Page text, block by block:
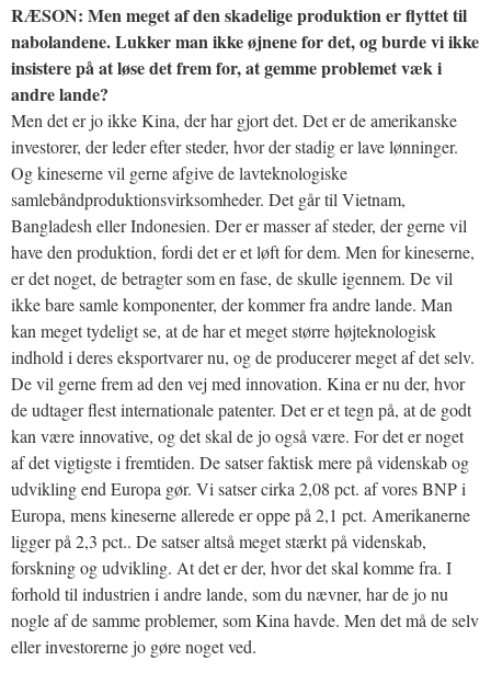
RÆSON: Men meget af den skadelige produktion er flyttet til
nabolandene. Lukker man ikke øjnene for det, og burde vi ikke
insistere på at løse det frem for, at gemme problemet væk i
andre lande?
Men det er jo ikke Kina, der har gjort det. Det er de amerikanske
investorer, der leder efter steder, hvor der stadig er lave lønninger.
Og kineserne vil gerne afgive de lavteknologiske
samlebåndproduktionsvirksomheder. Det går til Vietnam,
Bangladesh eller Indonesien. Der er masser af steder, der gerne vil
have den produktion, fordi det er et løft for dem. Men for kineserne,
er det noget, de betragter som en fase, de skulle igennem. De vil
ikke bare samle komponenter, der kommer fra andre lande. Man
kan meget tydeligt se, at de har et meget større højteknologisk
indhold i deres eksportvarer nu, og de producerer meget af det selv.
De vil gerne frem ad den vej med innovation. Kina er nu der, hvor
de udtager flest internationale patenter. Det er et tegn på, at de godt
kan være innovative, og det skal de jo også være. For det er noget
af det vigtigste i fremtiden. De satser faktisk mere på videnskab og
udvikling end Europa gør. Vi satser cirka 2,08 pct. af vores BNP i
Europa, mens kineserne allerede er oppe på 2,1 pct. Amerikanerne
ligger på 2,3 pct.. De satser altså meget stærkt på videnskab,
forskning og udvikling. At det er der, hvor det skal komme fra. I
forhold til industrien i andre lande, som du nævner, har de jo nu
nogle af de samme problemer, som Kina havde. Men det må de selv
eller investorerne jo gøre noget ved.